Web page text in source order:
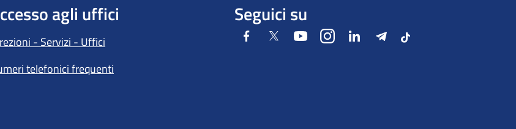
agli uffici
- Servizi - Uffici
telefonici frequenti
Seguici su
FacebookTwitter YoutubeInstagramLinkedIn Telegram
Tiktok